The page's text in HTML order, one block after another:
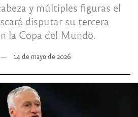
y múltiples figuras el
disputar su tercera
la Copa del Mundo.
14 de mayo de 2026